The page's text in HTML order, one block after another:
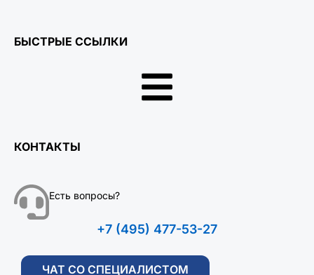
БЫСТРЫЕ ССЫЛКИ
КОНТАКТЫ
Есть вопросы?
+7 (495) 477-53-27
ЧАТ СО СПЕЦИАЛИСТОМ